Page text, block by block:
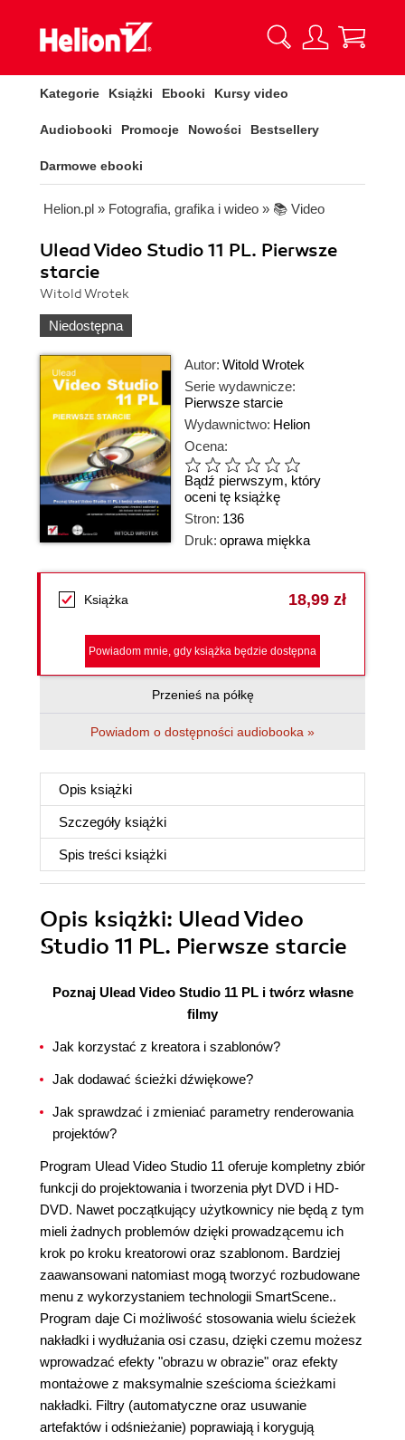
Kategorie Książki Ebooki Kursy video
Audiobooki Promocje Nowości Bestsellery
Darmowe ebooki
Helion.pl » Fotografia, grafika i wideo » 📚 Video
Ulead Video Studio 11 PL. Pierwsze
starcie
Witold Wrotek
Niedostępna
Autor: Witold Wrotek
Serie wydawnicze:
Pierwsze starcie
Wydawnictwo: Helion
Ocena:
Bądź pierwszym, który
oceni tę książkę
Stron: 136
Druk: oprawa miękka
Książka 18,99 zł
Powiadom mnie, gdy książka będzie dostępna
Przenieś na półkę
Powiadom o dostępności audiobooka »
Opis książki
Szczegóły książki
Spis treści książki
Opis książki: Ulead Video
Studio 11 PL. Pierwsze starcie
Poznaj Ulead Video Studio 11 PL i twórz własne
filmy
Jak korzystać z kreatora i szablonów?
Jak dodawać ścieżki dźwiękowe?
Jak sprawdzać i zmieniać parametry renderowania
projektów?
Program Ulead Video Studio 11 oferuje kompletny zbiór
funkcji do projektowania i tworzenia płyt DVD i HD-
DVD. Nawet początkujący użytkownicy nie będą z tym
mieli żadnych problemów dzięki prowadzącemu ich
krok po kroku kreatorowi oraz szablonom. Bardziej
zaawansowani natomiast mogą tworzyć rozbudowane
menu z wykorzystaniem technologii SmartScene..
Program daje Ci możliwość stosowania wielu ścieżek
nakładki i wydłużania osi czasu, dzięki czemu możesz
wprowadzać efekty "obrazu w obrazie" oraz efekty
montażowe z maksymalnie sześcioma ścieżkami
nakładki. Filtry (automatyczne oraz usuwanie
artefaktów i odśnieżanie) poprawiają i korygują